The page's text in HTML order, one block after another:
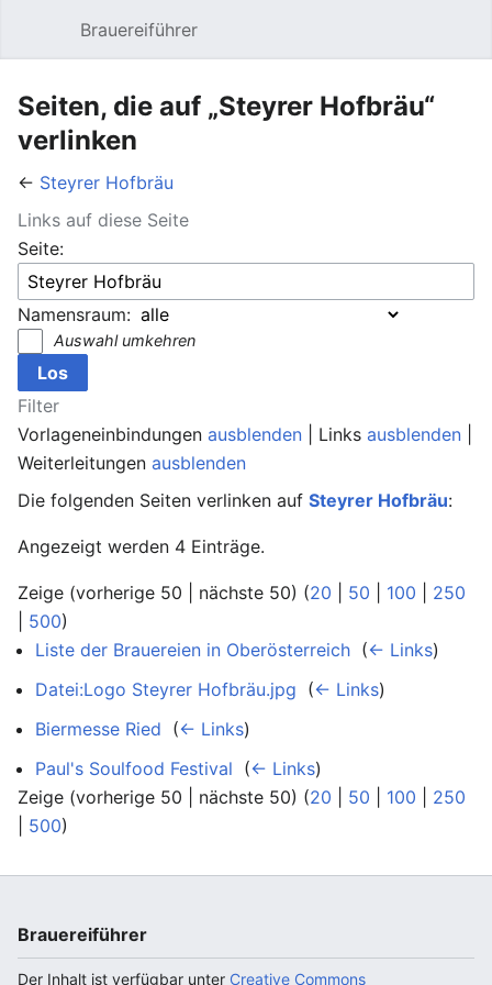
Brauereiführer
Seiten, die auf „Steyrer Hofbräu“
verlinken
← Steyrer Hofbräu
Links auf diese Seite
Seite:
Namensraum:
Auswahl umkehren
Filter
Vorlageneinbindungen ausblenden | Links ausblenden
Weiterleitungen ausblenden
Die folgenden Seiten verlinken auf Steyrer Hofbräu:
Angezeigt werden 4 Einträge.
Zeige (vorherige 50 | nächste 50) (20 50 100
250
500)
Liste der Brauereien in Oberösterreich (← Links)
Datei:Logo Steyrer Hofbräu.jpg (← Links)
Biermesse Ried (← Links)
Paul's Soulfood Festival (← Links)
Zeige (vorherige 50 | nächste 50) (20 50 100
250
500)
Brauereiführer
Der Inhalt ist verfügbar unter Creative Commons